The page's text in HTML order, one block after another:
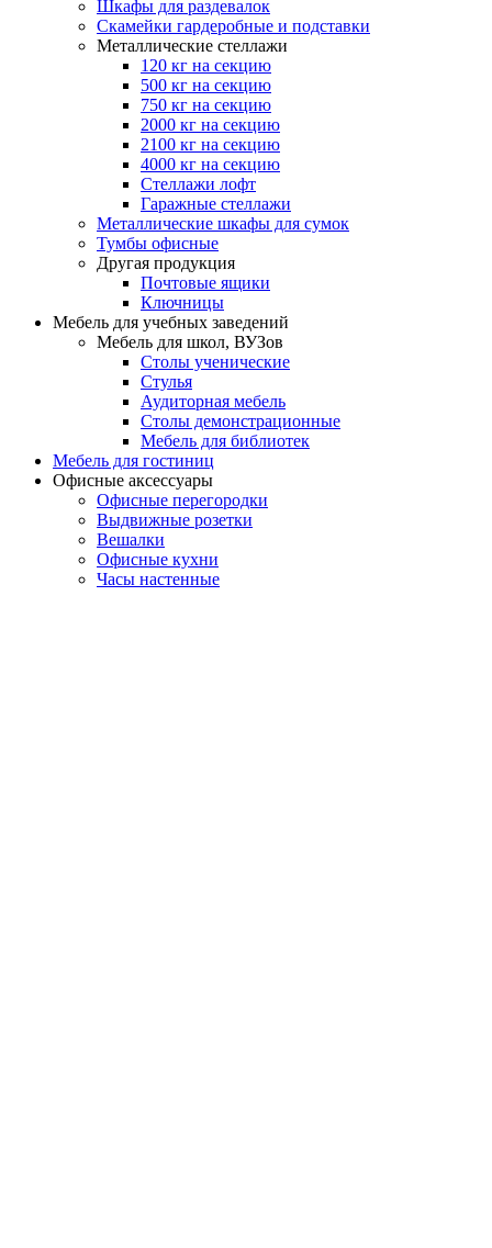
Шкафы для раздевалок
Скамейки гардеробные и подставки
Металлические стеллажи
120 кг на секцию
500 кг на секцию
750 кг на секцию
2000 кг на секцию
2100 кг на секцию
4000 кг на секцию
Стеллажи лофт
Гаражные стеллажи
Металлические шкафы для сумок
Тумбы офисные
Другая продукция
Почтовые ящики
Ключницы
Мебель для учебных заведений
Мебель для школ, ВУЗов
Столы ученические
Стулья
Аудиторная мебель
Столы демонстрационные
Мебель для библиотек
Мебель для гостиниц
Офисные аксессуары
Офисные перегородки
Выдвижные розетки
Вешалки
Офисные кухни
Часы настенные